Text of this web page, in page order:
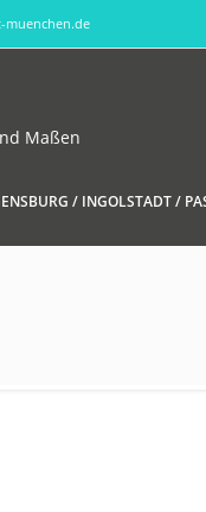
muenchen.de
Maßen
/ INGOLSTADT /